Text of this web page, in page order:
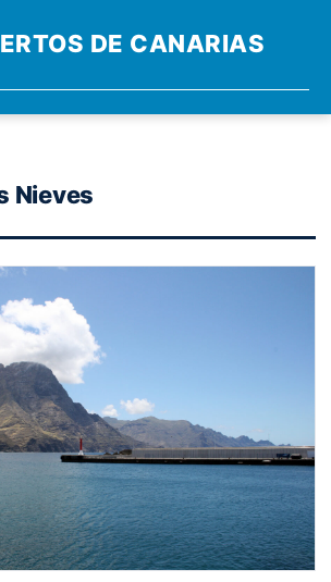
DE CANARIAS
Nieves